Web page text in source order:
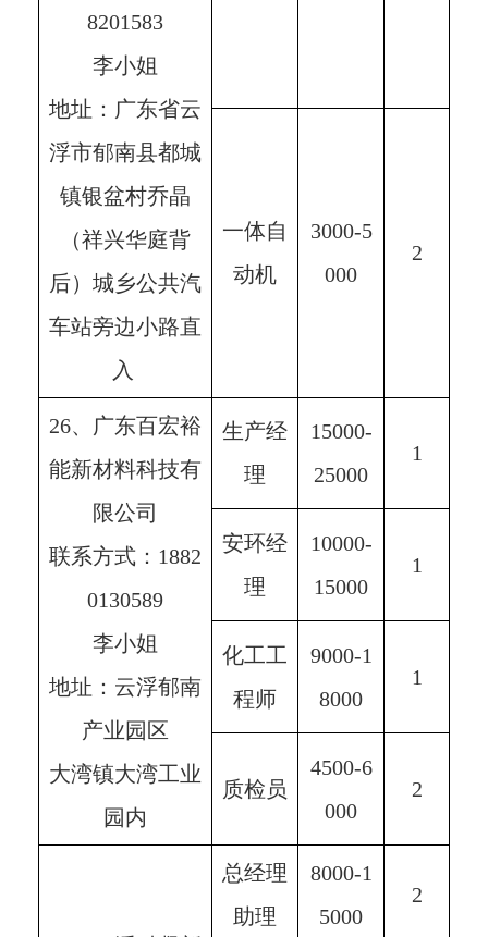
8201583
李小姐
地址：广东省云
浮市郁南县都城
镇银盆村乔晶
（祥兴华庭背
后）城乡公共汽
车站旁边小路直
入
一体自
动机
3000-5
000
2
26、广东百宏裕
能新材料科技有
限公司
联系方式：1882
0130589
李小姐
地址：云浮郁南
产业园区
大湾镇大湾工业
园内
生产经
理
15000-
25000
1
安环经
理
10000-
15000
1
化工工
程师
9000-1
8000
1
质检员
4500-6
000
2
总经理
助理
8000-1
5000
2